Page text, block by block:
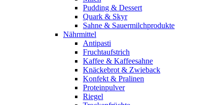
Pudding & Dessert
Quark & Skyr
Sahne & Sauermilchprodukte
Nährmittel
Antipasti
Fruchtaufstrich
Kaffee & Kaffeesahne
Knäckebrot & Zwieback
Konfekt & Pralinen
Proteinpulver
Riegel